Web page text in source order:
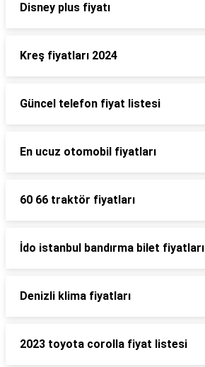
Disney plus fiyatı
Kreş fiyatları 2024
Güncel telefon fiyat listesi
En ucuz otomobil fiyatları
60 66 traktör fiyatları
İdo istanbul bandırma bilet fiyatları
Denizli klima fiyatları
2023 toyota corolla fiyat listesi